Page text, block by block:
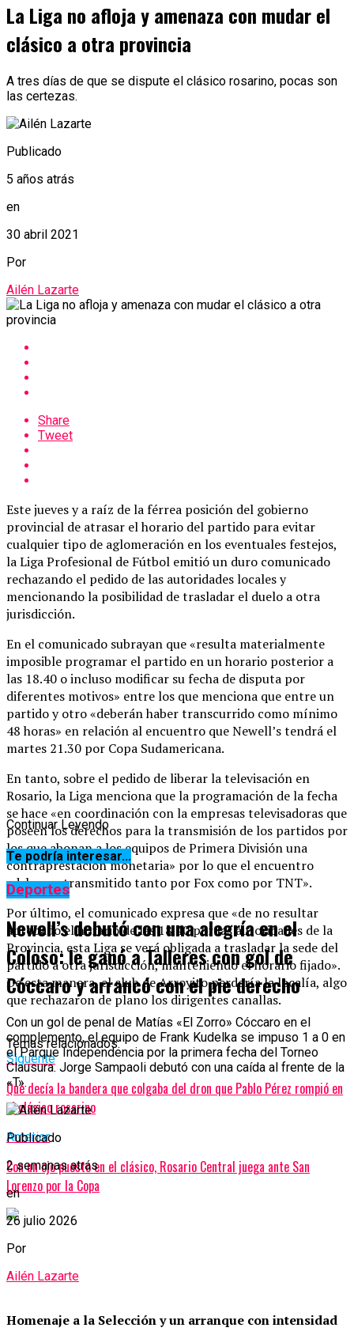
La Liga no afloja y amenaza con mudar el
clásico a otra provincia
A tres días de que se dispute el clásico rosarino, pocas son
las certezas.
Publicado
5 años atrás
en
30 abril 2021
Por
Ailén Lazarte
Share
Tweet
Este jueves y a raíz de la férrea posición del gobierno
provincial de atrasar el horario del partido para evitar
cualquier tipo de aglomeración en los eventuales festejos,
la Liga Profesional de Fútbol emitió un duro comunicado
rechazando el pedido de las autoridades locales y
mencionando la posibilidad de trasladar el duelo a otra
jurisdicción.
En el comunicado subrayan que «resulta materialmente
imposible programar el partido en un horario posterior a
las 18.40 o incluso modificar su fecha de disputa por
diferentes motivos» entre los que menciona que entre un
partido y otro «deberán haber transcurrido como mínimo
48 horas» en relación al encuentro que Newell’s tendrá el
martes 21.30 por Copa Sudamericana.
En tanto, sobre el pedido de liberar la televisación en
Rosario, la Liga menciona que la programación de la fecha
se hace «en coordinación con la empresas televisadoras que
poseen los derechos para la transmisión de los partidos por
los que abonan a los equipos de Primera División una
contraprestación monetaria» por lo que el encuentro
«debe ser transmitido tanto por Fox como por TNT».
Por último, el comunicado expresa que «de no resultar
aprobado el horario de las 18.40 por las autoridades de la
Provincia, esta Liga se verá obligada a trasladar la sede del
partido a otra jurisdicción, manteniendo el horario fijado».
De esta manera, el club de Arroyito perdería la localía, algo
que rechazaron de plano los dirigentes canallas.
Temas relacionados:
Siguente
Qué decía la bandera que colgaba del dron que Pablo Pérez rompió en
el clásico rosarino
Anterior
Con un ojo puesto en el clásico, Rosario Central juega ante San
Lorenzo por la Copa
Continuar Leyendo
Te podría interesar...
Deportes
Newell’s debutó con una alegría en el
Coloso: le ganó a Talleres con gol de
Cóccaro y arrancó con el pie derecho
Con un gol de penal de Matías «El Zorro» Cóccaro en el
complemento, el equipo de Frank Kudelka se impuso 1 a 0 en
el Parque Independencia por la primera fecha del Torneo
Clausura. Jorge Sampaoli debutó con una caída al frente de la
«T».
Publicado
2 semanas atrás
en
26 julio 2026
Por
Ailén Lazarte
Homenaje a la Selección y un arranque con intensidad